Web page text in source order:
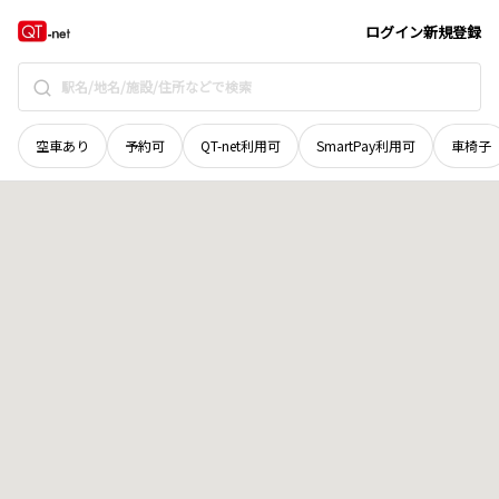
ログイン新規登録
空車あり 予約可 QT-net利用可 SmartPay利用可 車椅子
秋田県